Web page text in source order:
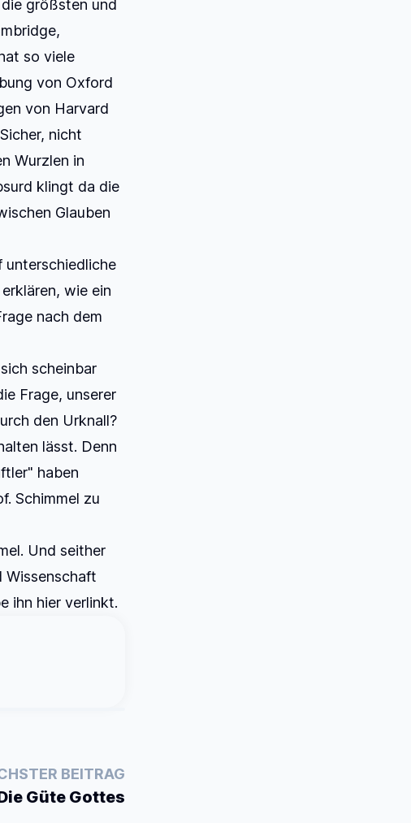
größsten und
so viele
von Oxford
von Harvard
nicht
Wurzlen in
klingt da die
Glauben
unterschiedliche
wie ein
nach dem
scheinbar
Frage, unserer
den Urknall?
lässt. Denn
haben
Schimmel zu
Und seither
Wissenschaft
ihn hier verlinkt.
BEITRAG
Güte Gottes